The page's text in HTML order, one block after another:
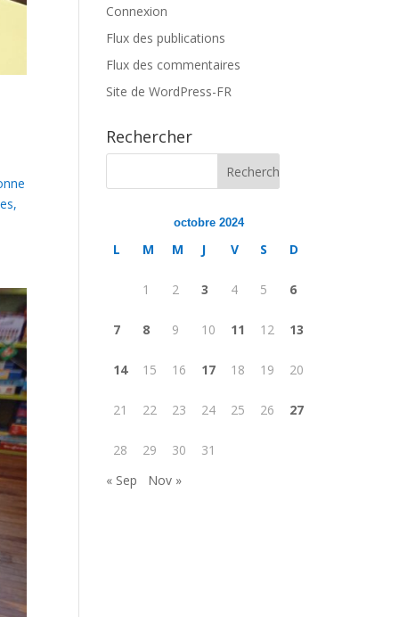
Connexion
Flux des publications
Flux des commentaires
Site de WordPress-FR
Rechercher
octobre 2024
L M M J V S D
1 2 3 4 5 6
7 8 9 10 11 12 13
14 15 16 17 18 19 20
21 22 23 24 25 26 27
28 29 30
31
« Sep
Nov »